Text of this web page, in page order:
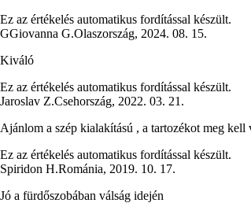
Ez az értékelés automatikus fordítással készült.
GGiovanna G.Olaszország, 2024. 08. 15.
Kiváló
Ez az értékelés automatikus fordítással készült.
Jaroslav Z.Csehország, 2022. 03. 21.
Ajánlom a szép kialakítású , a tartozékot meg kell
Ez az értékelés automatikus fordítással készült.
Spiridon H.Románia, 2019. 10. 17.
Jó a fürdőszobában válság idején